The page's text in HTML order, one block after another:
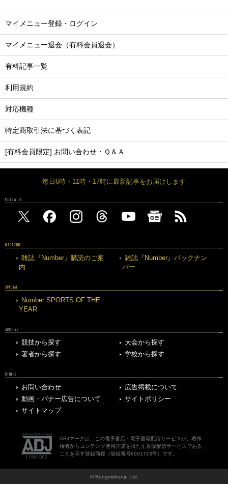
マイメニュー登録・ログイン
マイメニュー退会（有料会員退会）
有料記事一覧
利用規約
対応機種
特定商取引法に基づく表記
[有料会員限定] お問い合わせ・Ｑ＆Ａ
毎日6時・11時・17時に最新記事をお届けします
FOLLOW US
MAGAZINE
雑誌『Number』購読のご案
内
雑誌『Number』バックナン
バー
SPECIAL
Number SPORTS OF THE
YEAR
ARCHIVE
競技から探す
大会から探す
著者から探す
学校から探す
OTHERS
お問い合わせ
広告掲載について
動画・バナー広告について
サイトポリシー
サイトマップ
ABJマークは、この電子書店・電子書籍配信サービスが、著作
権者からコンテンツ使用許諾を得た正規版配信サービスである
ことを示す登録商標（登録番号6091713号）です。
© Bungeishunju Ltd.